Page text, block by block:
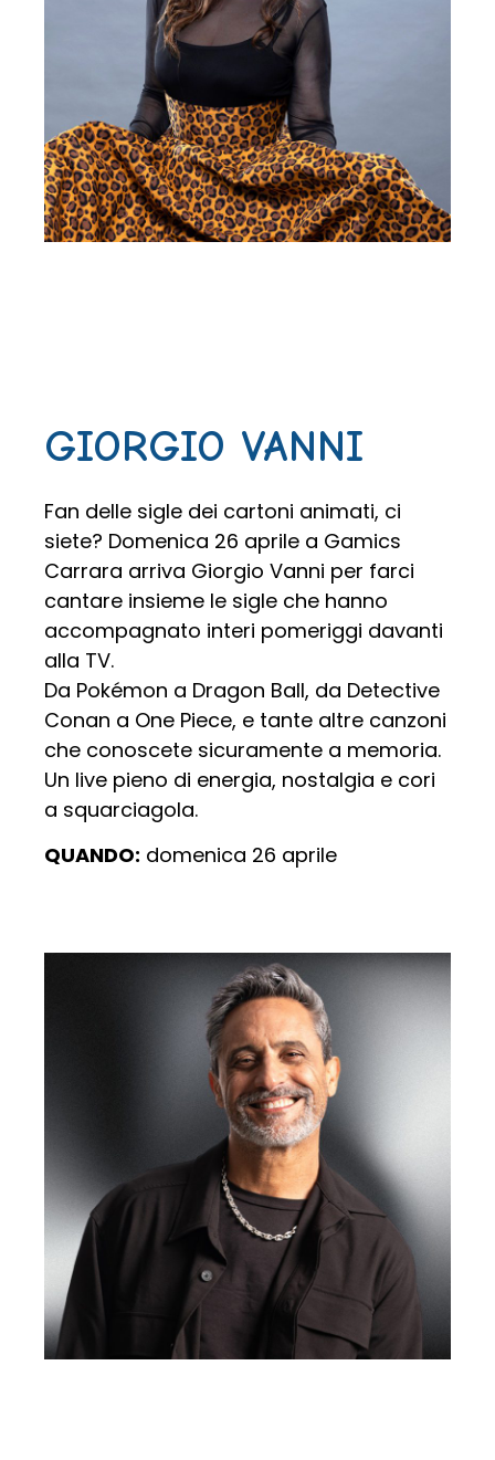
GIORGIO VANNI
Fan delle sigle dei cartoni animati, ci
siete? Domenica 26 aprile a Gamics
Carrara arriva Giorgio Vanni per farci
cantare insieme le sigle che hanno
accompagnato interi pomeriggi davanti
alla TV.
Da Pokémon a Dragon Ball, da Detective
Conan a One Piece, e tante altre canzoni
che conoscete sicuramente a memoria.
Un live pieno di energia, nostalgia e cori
a squarciagola.
QUANDO: domenica 26 aprile